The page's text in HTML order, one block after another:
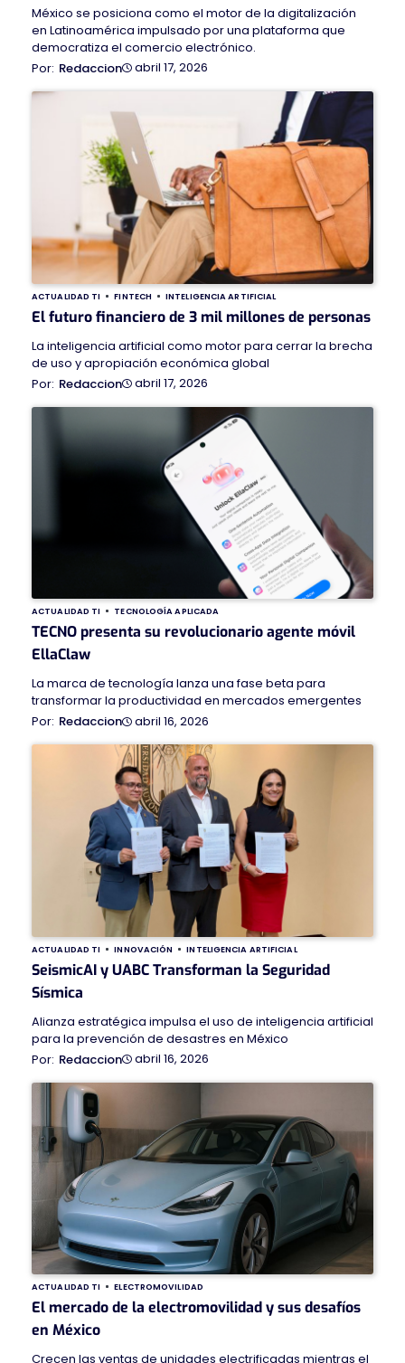
México se posiciona como el motor de la digitalización
en Latinoamérica impulsado por una plataforma que
democratiza el comercio electrónico.
Redaccion
abril 17, 2026
ACTUALIDAD TI FINTECH INTELIGENCIA ARTIFICIAL
El futuro financiero de 3 mil millones de personas
La inteligencia artificial como motor para cerrar la brecha
de uso y apropiación económica global
Redaccion
abril 17, 2026
ACTUALIDAD TI TECNOLOGÍA APLICADA
TECNO presenta su revolucionario agente móvil
EllaClaw
La marca de tecnología lanza una fase beta para
transformar la productividad en mercados emergentes
Redaccion
abril 16, 2026
ACTUALIDAD TI INNOVACIÓN INTELIGENCIA ARTIFICIAL
SeismicAI y UABC Transforman la Seguridad
Sísmica
Alianza estratégica impulsa el uso de inteligencia artificial
para la prevención de desastres en México
Redaccion
abril 16, 2026
ACTUALIDAD TI ELECTROMOVILIDAD
El mercado de la electromovilidad y sus desafíos
en México
Crecen las ventas de unidades electrificadas mientras el